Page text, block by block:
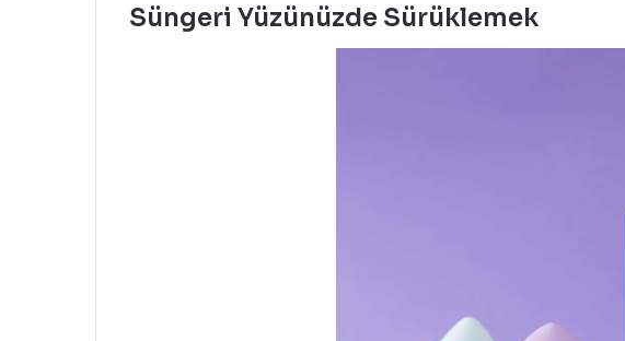
Süngeri Yüzünüzde Sürüklemek